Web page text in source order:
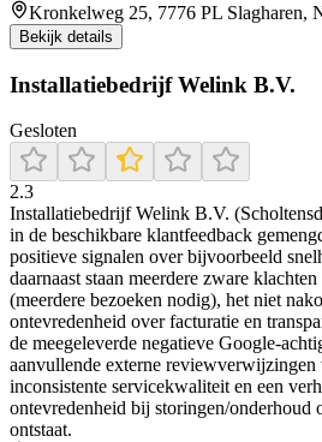
Kronkelweg 25, 7776 PL Slagharen,
Bekijk details
Installatiebedrijf Welink B.V.
Gesloten
2.3
Installatiebedrijf Welink B.V.
in de beschikbare klantfeedback
positieve signalen over bijvoorbeeld
daarnaast staan meerdere zware
(meerdere bezoeken nodig), het niet
ontevredenheid over facturatie en
de meegeleverde negatieve Google-
aanvullende externe
inconsistente servicekwaliteit en een
ontevredenheid bij storingen/onderhoud
ontstaat.